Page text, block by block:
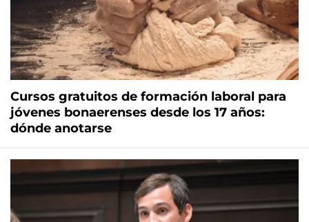
Cursos gratuitos de formación laboral para
jóvenes bonaerenses desde los 17 años:
dónde anotarse